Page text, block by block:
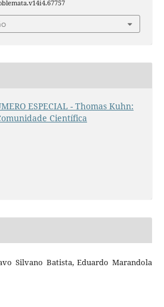
ESPECIAL - Thomas Kuhn:
Científica
Silvano Batista, Eduardo Marandola